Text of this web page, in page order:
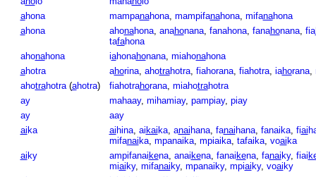
ahona mampanahona, mampifanahona, mifanahona
ahona ahonahona, anahonana, fanahona, fanahonana, fia
tafahona
ahonahona iahonahonana, miahonahona
ahotra ahorina, ahotrahotra, fiahorana, fiahotra, iahorana,
ahotrahotra(ahotra) fiahotrahorana, miahotrahotra
ay
mahaay, mihamiay, pampiay, piay
ay
aay
ai ka ai hina, ai kai ka, anai hana, fanai hana, fanaika, fiai
mifanai ka, mpanaika, mpiaika, tafaika, voai ka
ai ky ampifanai kena, anai kena, fanai kena, fanai ky, fiai
miai ky, mifanai ky, mpanaiky, mpiai ky, voai ky